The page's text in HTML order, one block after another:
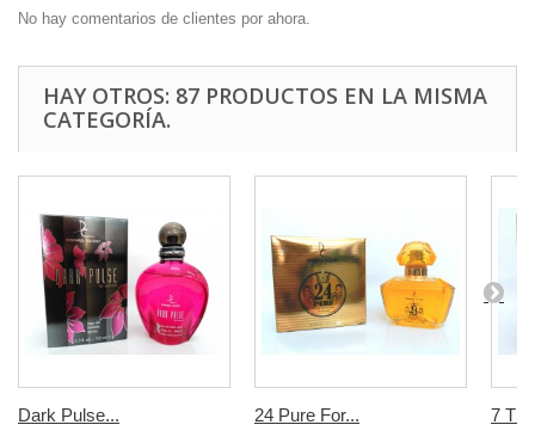
No hay comentarios de clientes por ahora.
HAY OTROS: 87 PRODUCTOS EN LA MISMA
CATEGORÍA.
Dark Pulse... 24 Pure For... 7